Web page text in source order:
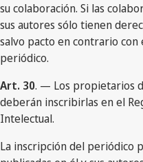
su colaboración. Si las
sus autores sólo tienen
salvo pacto en contrario
periódico.
Art. 30. — Los propietarios
deberán inscribirlas en el
Intelectual.
La inscripción del periódico